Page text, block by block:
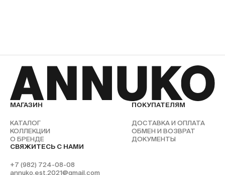
МАГАЗИН
КАТАЛОГ
КОЛЛЕКЦИИ
О БРЕНДЕ
ПОКУПАТЕЛЯМ
ДОСТАВКА И ОПЛАТА
ОБМЕН И ВОЗВРАТ
ДОКУМЕНТЫ
СВЯЖИТЕСЬ С НАМИ
+7 (982) 724-08-08
annuko.est.2021@gmail.com